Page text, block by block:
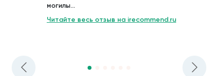
могилы...
Читайте весь отзыв на irecommend.ru